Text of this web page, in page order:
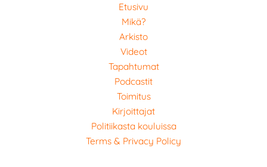
Etusivu
Mikä?
Arkisto
Videot
Tapahtumat
Podcastit
Toimitus
Kirjoittajat
Politiikasta kouluissa
Terms & Privacy Policy